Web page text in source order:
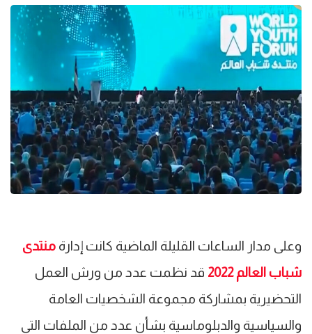
وعلى مدار الساعات القليلة الماضية كانت إدارة منتدى
شباب العالم 2022
قد نظمت عدد من ورش العمل
التحضيرية بمشاركة مجموعة الشخصيات العامة
والسياسية والدبلوماسية بشأن عدد من الملفات التي